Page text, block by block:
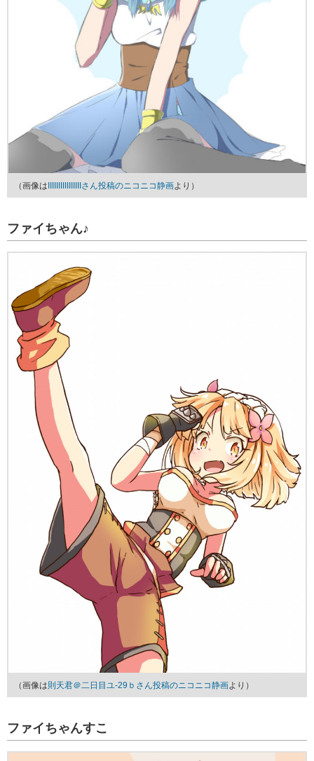
（画像はIIIIIIIIIIIIIIIIさん投稿のニコニコ静画より）
ファイちゃん♪
（画像は則天君＠二日目ユ-29ｂさん投稿のニコニコ静画より）
ファイちゃんすこ